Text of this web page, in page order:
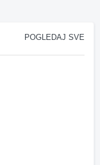
POGLEDAJ SVE